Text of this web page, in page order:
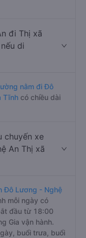
đi Thị xã
di
nằm đi Đô
Tĩnh có chiều dài
chuyến xe
An Thị xã
Đô Lương - Nghệ
mỗi ngày có
đầu từ 18:00
Gia vận hành.
buổi trưa, buổi